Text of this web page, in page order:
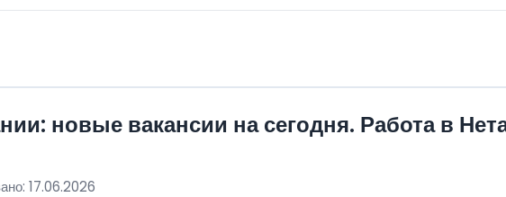
новые вакансии на сегодня. Работа в
17.06.2026